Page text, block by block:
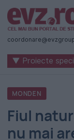
Știri
naționale
internaționale
România
-
Evenimentul
▼ Proiecte
MONDEN
Fiul
nu mai